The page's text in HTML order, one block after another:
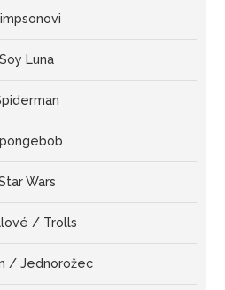
Soy Luna
Wars
/ Trolls
/ Jednorožec